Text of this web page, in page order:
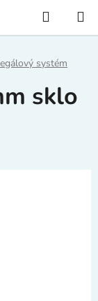
Hledat
systém
sklo